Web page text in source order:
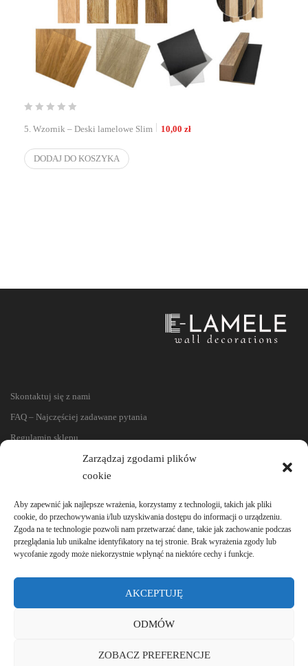
Zarządzaj zgodami plików
cookie
Aby zapewnić jak najlepsze wrażenia, korzystamy z technologii, takich jak pliki
cookie, do przechowywania i/lub uzyskiwania dostępu do informacji o urządzeniu.
Zgoda na te technologie pozwoli nam przetwarzać dane, takie jak zachowanie podczas
przeglądania lub unikalne identyfikatory na tej stronie. Brak wyrażenia zgody lub
wycofanie zgody może niekorzystnie wpłynąć na niektóre cechy i funkcje.
AKCEPTUJĘ
ODMÓW
ZOBACZ PREFERENCJE
5. Wzornik – Deski lamelowe Slim 10,00 zł
DODAJ DO KOSZYKA
Skontaktuj się z nami
FAQ – Najczęściej zadawane pytania
Regulamin sklepu
Reklamacje i zwroty
Polityka prywatności